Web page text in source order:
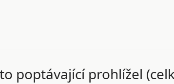
poptávající prohlížel